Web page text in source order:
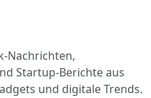
Nachrichten,
Startup-Berichte aus
und digitale Trends.